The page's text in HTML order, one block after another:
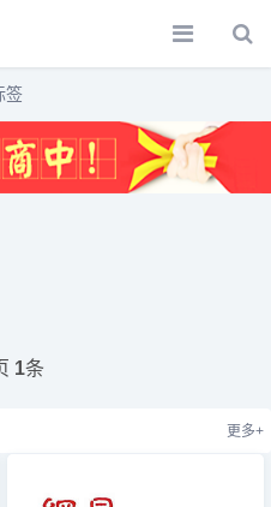
签
1条
更多+